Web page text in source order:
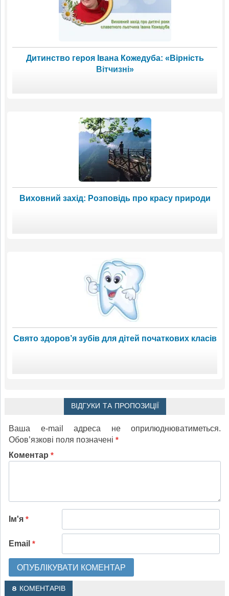
Дитинство героя Івана Кожедуба: «Вірність
Вітчизні»
Виховний захід: Розповідь про красу природи
Свято здоров’я зубів для дітей початкових класів
ВІДГУКИ ТА ПРОПОЗИЦІЇ
Ваша e-mail адреса не оприлюднюватиметься.
Обов’язкові поля позначені *
Коментар *
Ім'я *
Email *
8 КОМЕНТАРІВ